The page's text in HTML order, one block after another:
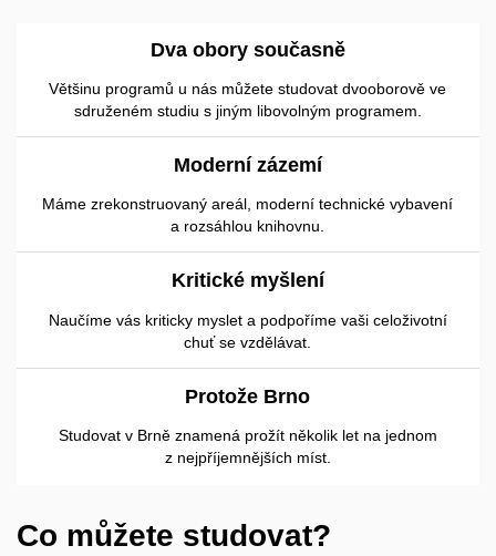
Dva obory současně
Většinu programů u nás můžete studovat dvooborově ve
sdruženém studiu s jiným libovolným programem.
Moderní zázemí
Máme zrekonstruovaný areál, moderní technické vybavení
a rozsáhlou knihovnu.
Kritické myšlení
Naučíme vás kriticky myslet a podpoříme vaši celoživotní
chuť se vzdělávat.
Protože Brno
Studovat v Brně znamená prožít několik let na jednom
z nejpříjemnějších míst.
Co můžete studovat?